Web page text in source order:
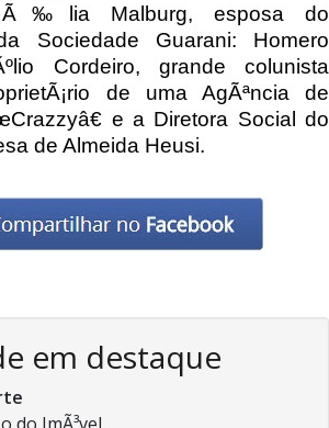
Ã‰lia Malburg, esposa do
Sociedade Guarani: Homero
Cordeiro, grande colunista
de uma AgÃªncia de
e a Diretora Social do
de Almeida Heusi.
em destaque